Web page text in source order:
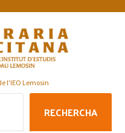
l'IEO Lemosin
RECHERCHA